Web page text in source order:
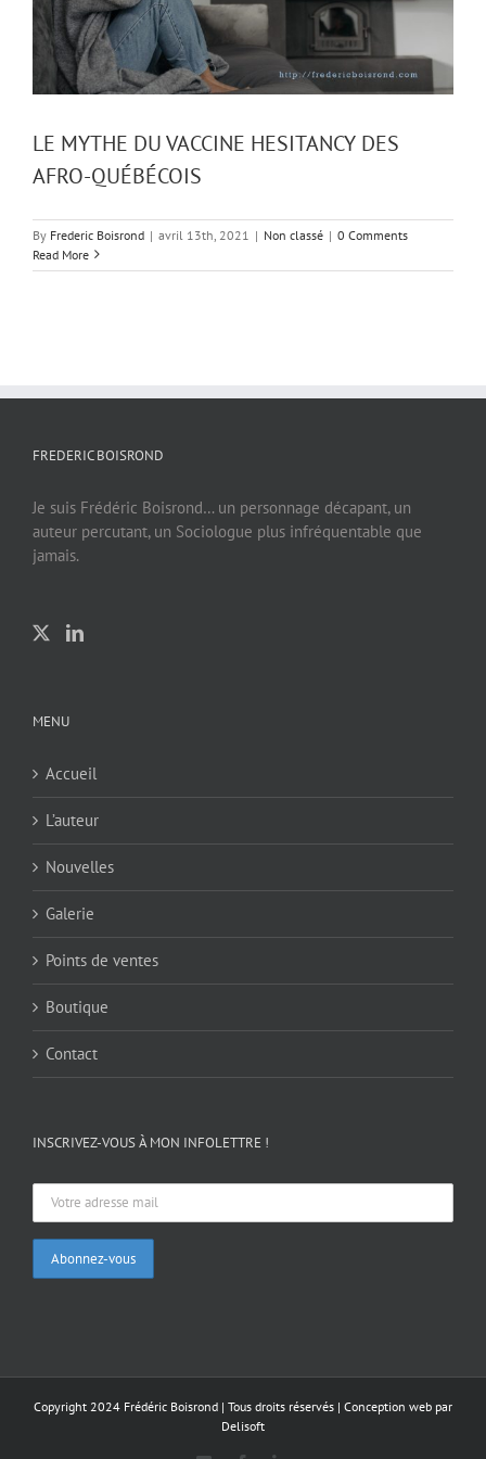
LE MYTHE DU VACCINE HESITANCY DES
AFRO-QUÉBÉCOIS
By Frederic Boisrond | avril 13th, 2021 | Non classé | 0 Comments
Read More
FREDERIC BOISROND
Je suis Frédéric Boisrond… un personnage décapant, un
auteur percutant, un Sociologue plus infréquentable que
jamais.
MENU
Accueil
L’auteur
Nouvelles
Galerie
Points de ventes
Boutique
Contact
INSCRIVEZ-VOUS À MON INFOLETTRE !
Copyright 2024 Frédéric Boisrond | Tous droits réservés | Conception web par
Delisoft